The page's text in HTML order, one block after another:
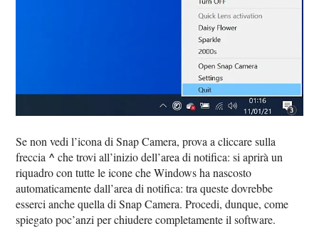
Se non vedi l’icona di Snap Camera, prova a cliccare sulla
freccia ^ che trovi all’inizio dell’area di notifica: si aprirà un
riquadro con tutte le icone che Windows ha nascosto
automaticamente dall’area di notifica: tra queste dovrebbe
esserci anche quella di Snap Camera. Procedi, dunque, come
spiegato poc’anzi per chiudere completamente il software.